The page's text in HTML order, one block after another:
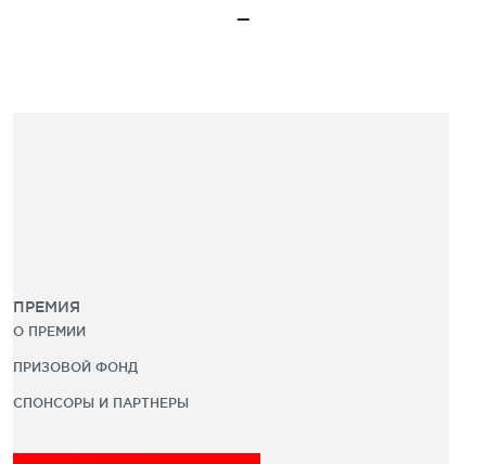
ПРЕМИЯ
О ПРЕМИИ
ПРИЗОВОЙ ФОНД
СПОНСОРЫ И ПАРТНЕРЫ